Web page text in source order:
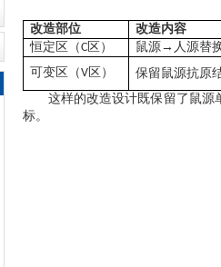
改造部位
改造内容
恒定区（C 区） 鼠源→人源替
可变区（V 区）
保留鼠源抗原
这样的改造设计既保留了鼠源
标。